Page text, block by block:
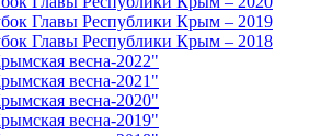
Главы Республики Крым – 2019
Главы Республики Крым – 2018
весна-2022"
весна-2021"
весна-2020"
весна-2019"